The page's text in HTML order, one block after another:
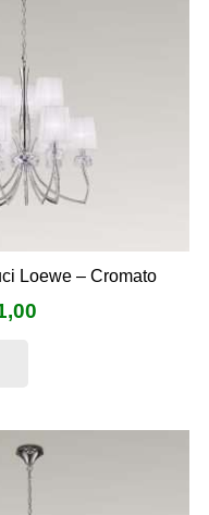
Loewe – Cromato
Il